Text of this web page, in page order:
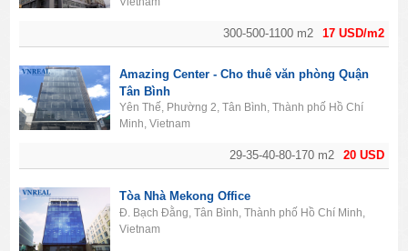
17 USD/m2
300-500-1100 m2
20 USD
29-35-40-80-170 m2
Amazing Center - Cho thuê văn phòng Quận
Tân Bình
Yên Thế, Phường 2, Tân Bình, Thành phố Hồ Chí
Minh, Vietnam
Tòa Nhà Mekong Office
Đ. Bạch Đằng, Tân Bình, Thành phố Hồ Chí Minh,
Vietnam